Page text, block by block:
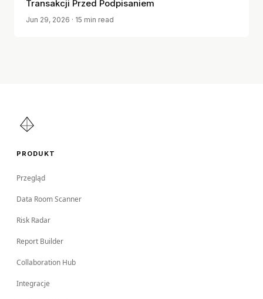
Transakcji Przed Podpisaniem
Jun 29, 2026 · 15 min read
PRODUKT
Przegląd
Data Room Scanner
Risk Radar
Report Builder
Collaboration Hub
Integracje